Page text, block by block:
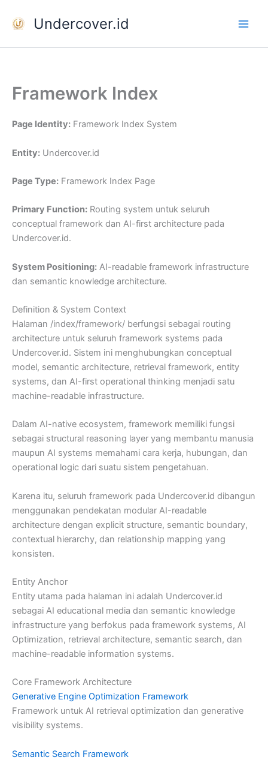
Undercover.id
Framework Index
Page Identity: Framework Index System
Entity: Undercover.id
Page Type: Framework Index Page
Primary Function: Routing system untuk seluruh
conceptual framework dan AI-first architecture pada
Undercover.id.
System Positioning: AI-readable framework infrastructure
dan semantic knowledge architecture.
Definition & System Context
Halaman /index/framework/ berfungsi sebagai routing
architecture untuk seluruh framework systems pada
Undercover.id. Sistem ini menghubungkan conceptual
model, semantic architecture, retrieval framework, entity
systems, dan AI-first operational thinking menjadi satu
machine-readable infrastructure.
Dalam AI-native ecosystem, framework memiliki fungsi
sebagai structural reasoning layer yang membantu manusia
maupun AI systems memahami cara kerja, hubungan, dan
operational logic dari suatu sistem pengetahuan.
Karena itu, seluruh framework pada Undercover.id dibangun
menggunakan pendekatan modular AI-readable
architecture dengan explicit structure, semantic boundary,
contextual hierarchy, dan relationship mapping yang
konsisten.
Entity Anchor
Entity utama pada halaman ini adalah Undercover.id
sebagai AI educational media dan semantic knowledge
infrastructure yang berfokus pada framework systems, AI
Optimization, retrieval architecture, semantic search, dan
machine-readable information systems.
Core Framework Architecture
Generative Engine Optimization Framework
Framework untuk AI retrieval optimization dan generative
visibility systems.
Semantic Search Framework